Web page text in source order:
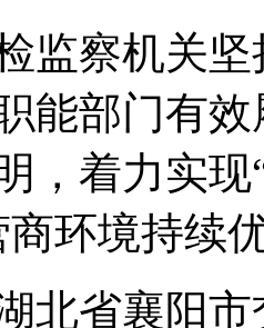
察机关坚
能部门有
，着力实
环境持续
省襄阳市